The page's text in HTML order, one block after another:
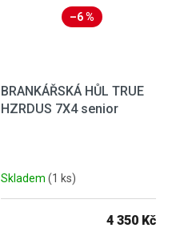
–6 %
BRANKÁŘSKÁ HŮL TRUE
HZRDUS 7X4 senior
Skladem (1 ks)
4 350 Kč